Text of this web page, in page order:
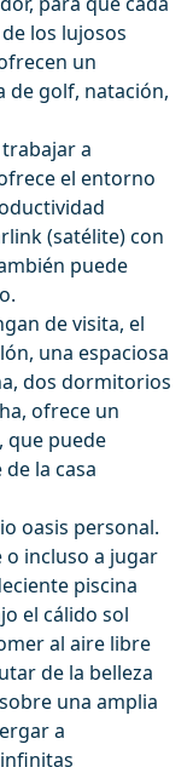
los lujosos
un
de golf, natación,
a
el entorno
(satélite) con
puede
de visita, el
una espaciosa
dos dormitorios
ofrece un
que puede
la casa
oasis personal.
o incluso a jugar
piscina
el cálido sol
al aire libre
de la belleza
una amplia
a